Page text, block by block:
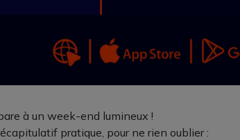
à un week-end lumineux !
pratique, pour ne rien oublier :